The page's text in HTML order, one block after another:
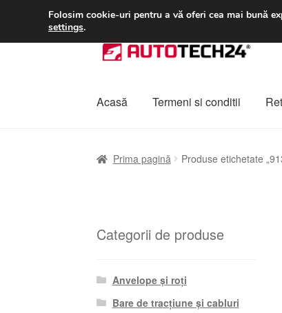
LIVRARE de la 33 lei
Sari
la
Sari
la
Acasă Termeni si conditii
Prima pagină Produse etichetate
Categorii de produse
Anvelope și roți
Bare de tracțiune și cabluri
Folosim cookie-uri pentru a vă oferi cea mai bună
settings.